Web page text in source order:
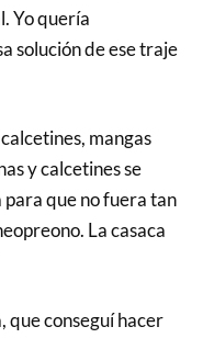
Yo quería
solución de ese traje
mangas
y calcetines se
que no fuera tan
La casaca
que conseguí hacer